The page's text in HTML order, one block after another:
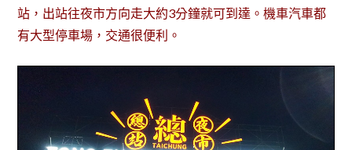
站，出站往夜市方向走大約3分鐘就可到達。機車汽車都
有大型停車場，交通很便利。